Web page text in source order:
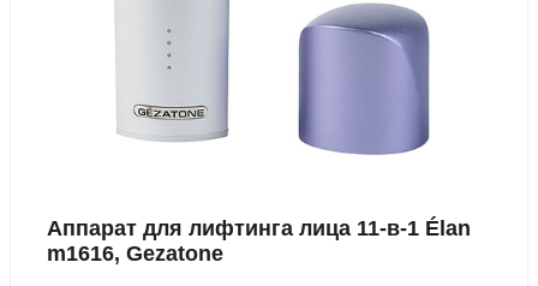
Аппарат для лифтинга лица 11-в-1 Élan
m1616, Gezatone